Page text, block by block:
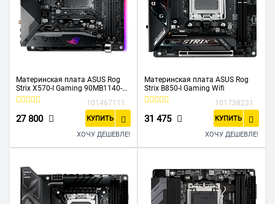
Материнская плата ASUS Rog
Strix X570-I Gaming 90MB1140-
MVAAY0
101467111
27 800 КУПИТЬ
ХОЧУ ДЕШЕВЛЕ!
Материнская плата ASUS Rog
Strix B850-I Gaming Wifi
101738231
31 475 КУПИТЬ
ХОЧУ ДЕШЕВЛЕ!